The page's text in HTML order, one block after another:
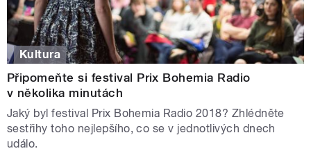
Kultura
Připomeňte si festival Prix Bohemia Radio
v několika minutách
Jaký byl festival Prix Bohemia Radio 2018? Zhlédněte
sestřihy toho nejlepšího, co se v jednotlivých dnech
událo.